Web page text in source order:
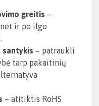
greitis –
ir po ilgo
santykis – patraukli
tarp pakaitinių
– atitiktis RoHS